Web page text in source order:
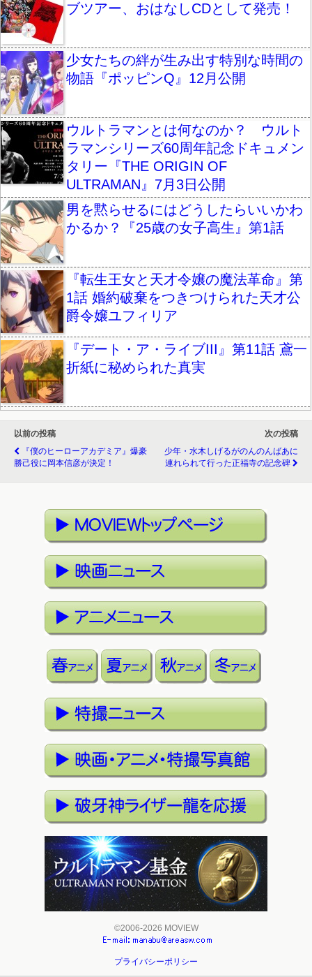
ブツアー、おはなしCDとして発売！
少女たちの絆が生み出す特別な時間の
物語『ポッピンQ』12月公開
ウルトラマンとは何なのか？ ウルト
ラマンシリーズ60周年記念ドキュメン
タリー『THE ORIGIN OF
ULTRAMAN』7月3日公開
男を黙らせるにはどうしたらいいかわ
かるか？『25歳の女子高生』第1話
『転生王女と天才令嬢の魔法革命』第
1話 婚約破棄をつきつけられた天才公
爵令嬢ユフィリア
『デート・ア・ライブIII』第11話 鳶一
折紙に秘められた真実
以前の投稿
『僕のヒーローアカデミア』爆豪
勝己役に岡本信彦が決定！
次の投稿
少年・水木しげるがのんのんばあに
連れられて行った正福寺の記念碑
©2006-2026 MOVIEW
プライバシーポリシー